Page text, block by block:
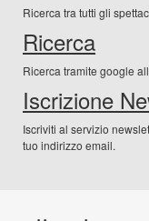
Ricerca tra tutti gli
Ricerca
Ricerca tramite google
Iscrizione
Iscriviti al servizio
tuo indirizzo email.